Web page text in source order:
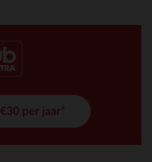
€30 per jaar*